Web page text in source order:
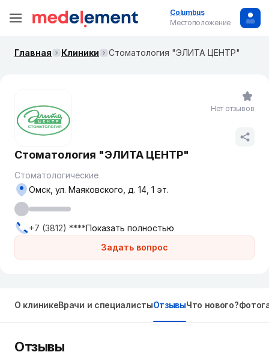
Columbus
Местоположение
Главная Клиники Стоматология "ЭЛИТА ЦЕНТР"
Стоматология "ЭЛИТА ЦЕНТР"
Стоматологические
Задать вопрос
Омск, ул. Маяковского, д. 14, 1 эт.
+7 (3812) ****Показать полностью
Нет отзывов
О клиникеВрачи и специалистыОтзывыЧто нового?
Отзывы